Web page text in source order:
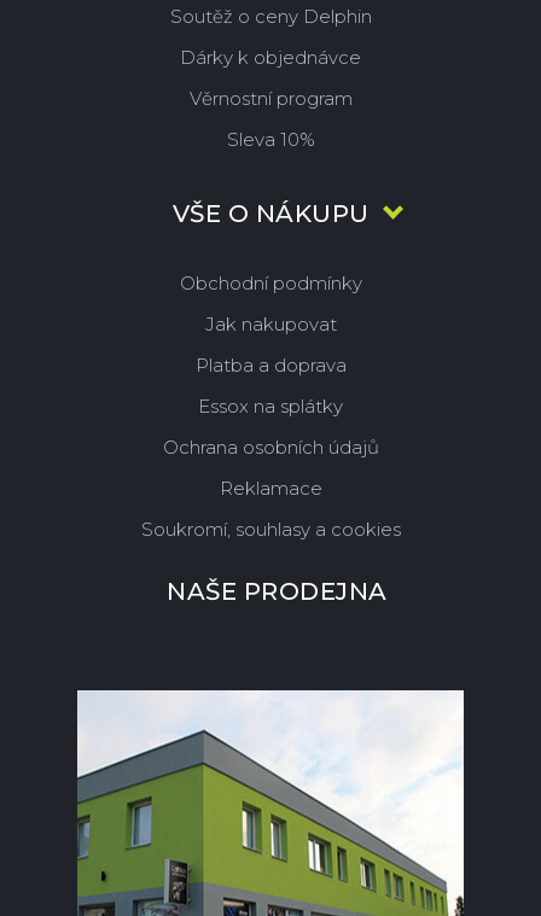
Soutěž o ceny Delphin
Dárky k objednávce
Věrnostní program
Sleva 10%
VŠE O NÁKUPU
Obchodní podmínky
Jak nakupovat
Platba a doprava
Essox na splátky
Ochrana osobních údajů
Reklamace
Soukromí, souhlasy a cookies
NAŠE PRODEJNA